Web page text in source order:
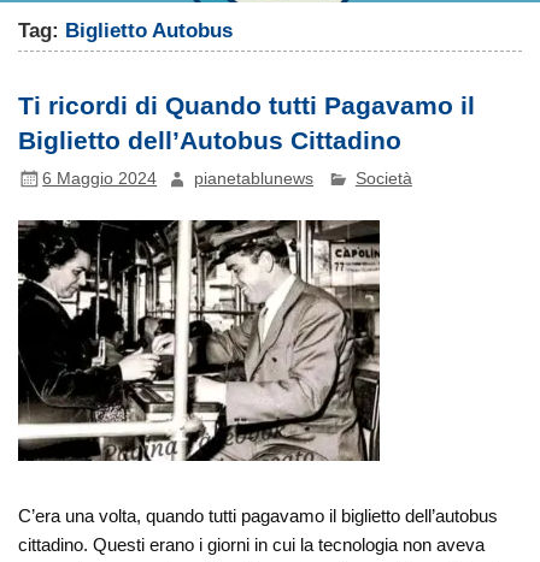
Tag: Biglietto Autobus
Ti ricordi di Quando tutti Pagavamo il
Biglietto dell’Autobus Cittadino
6 Maggio 2024 pianetablunews Società
C’era una volta, quando tutti pagavamo il biglietto dell’autobus
cittadino. Questi erano i giorni in cui la tecnologia non aveva